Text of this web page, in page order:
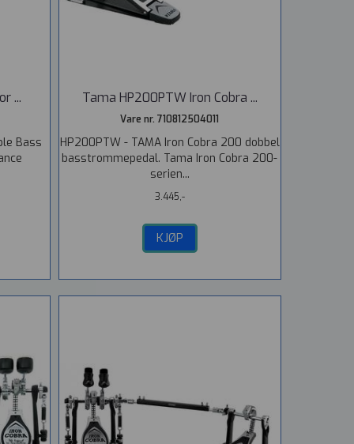
...
Bass
Tama HP200PTW Iron Cobra ...
Vare nr. 710812504011
HP200PTW - TAMA Iron Cobra 200 dobbel
basstrommepedal. Tama Iron Cobra 200-
serien...
3.445,-
KJØP